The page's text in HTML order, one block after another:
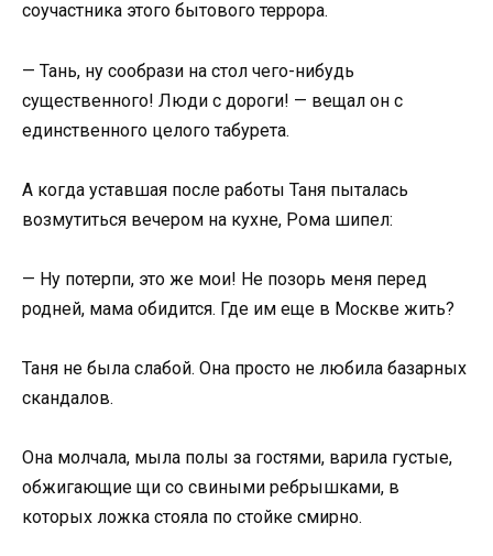
соучастника этого бытового террора.
— Тань, ну сообрази на стол чего-нибудь
существенного! Люди с дороги! — вещал он с
единственного целого табурета.
А когда уставшая после работы Таня пыталась
возмутиться вечером на кухне, Рома шипел:
— Ну потерпи, это же мои! Не позорь меня перед
родней, мама обидится. Где им еще в Москве жить?
Таня не была слабой. Она просто не любила базарных
скандалов.
Она молчала, мыла полы за гостями, варила густые,
обжигающие щи со свиными ребрышками, в
которых ложка стояла по стойке смирно.